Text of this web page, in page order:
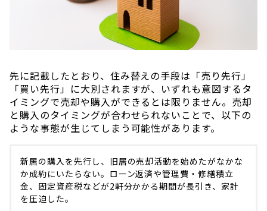
先に記載したとおり、住み替えの手段は「売り先行」
「買い先行」に大別されますが、いずれも意図するタ
イミングで売却や購入ができるとは限りません。売却
と購入のタイミングが合わせられないことで、以下の
ような事態が生じてしまう可能性があります。
新居の購入を先行し、旧居の売却活動を始めたがなかな
か成約にいたらない。ローン返済や管理費・修繕積立
金、固定資産税などが2軒分かかる期間が長引き、家計
を圧迫した。